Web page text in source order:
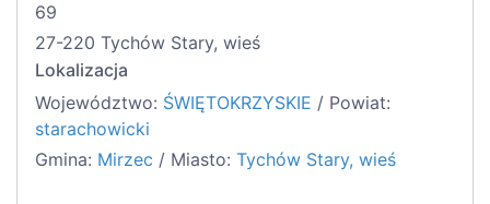
69
27-220 Tychów Stary, wieś
Lokalizacja
Województwo: ŚWIĘTOKRZYSKIE / Powiat:
starachowicki
Gmina: Mirzec / Miasto: Tychów Stary, wieś